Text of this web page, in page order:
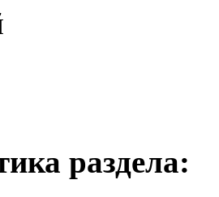
раздела: